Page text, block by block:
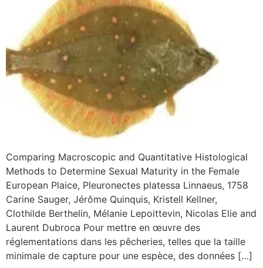
Comparing Macroscopic and Quantitative Histological
Methods to Determine Sexual Maturity in the Female
European Plaice, Pleuronectes platessa Linnaeus, 1758
Carine Sauger, Jérôme Quinquis, Kristell Kellner,
Clothilde Berthelin, Mélanie Lepoittevin, Nicolas Elie and
Laurent Dubroca Pour mettre en œuvre des
réglementations dans les pêcheries, telles que la taille
minimale de capture pour une espèce, des données […]